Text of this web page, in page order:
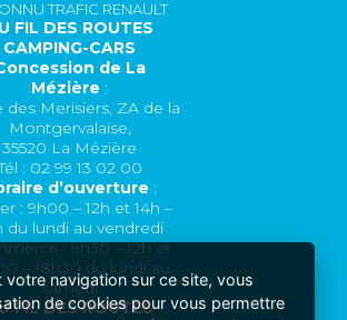
TRAFIC RENAULT
FIL DES ROUTES
CAMPING-CARS
de La
Mézière :
des Merisiers, ZA de la
Montgervalaise,
35520 La Mézière
: 02 99 13 02 00
d’ouverture :
: 9h00 – 12h et 14h –
du lundi au vendredi
: 9h30 – 12h et
– 18h30 du lundi au
samedi
FIL DES ROUTES
votre navigation sur ce site, vous
de cookies pour vous permettre